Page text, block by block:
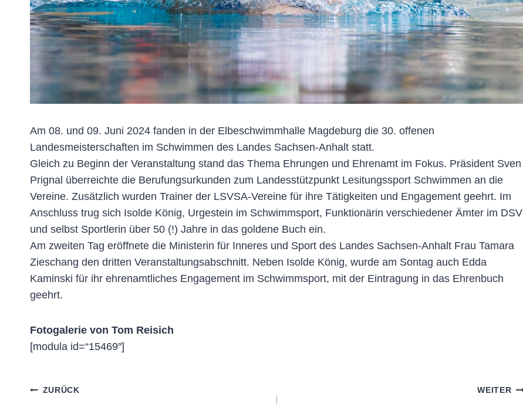
Am 08. und 09. Juni 2024 fanden in der Elbeschwimmhalle Magdeburg die 30. offenen
Landesmeisterschaften im Schwimmen des Landes Sachsen-Anhalt statt.
Gleich zu Beginn der Veranstaltung stand das Thema Ehrungen und Ehrenamt im Fokus. Präsident Sven
Prignal überreichte die Berufungsurkunden zum Landesstützpunkt Lesitungssport Schwimmen an die
Vereine. Zusätzlich wurden Trainer der LSVSA-Vereine für ihre Tätigkeiten und Engagement geehrt. Im
Anschluss trug sich Isolde König, Urgestein im Schwimmsport, Funktionärin verschiedener Ämter im DSV
und selbst Sportlerin über 50 (!) Jahre in das goldene Buch ein.
Am zweiten Tag eröffnete die Ministerin für Inneres und Sport des Landes Sachsen-Anhalt Frau Tamara
Zieschang den dritten Veranstaltungsabschnitt. Neben Isolde König, wurde am Sontag auch Edda
Kaminski für ihr ehrenamtliches Engagement im Schwimmsport, mit der Eintragung in das Ehrenbuch
geehrt.
Fotogalerie von Tom Reisich
[modula id=“15469″]
Beitragsnavigation
ZURÜCK WEITER